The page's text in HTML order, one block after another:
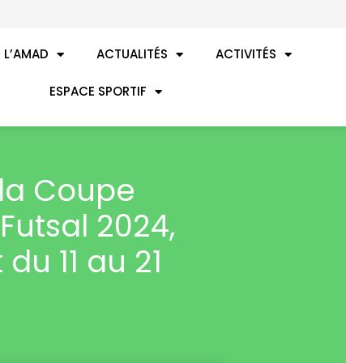
L’AMAD ACTUALITÉS ACTIVITÉS
ESPACE SPORTIF
Coupe
2024,
11 au 21